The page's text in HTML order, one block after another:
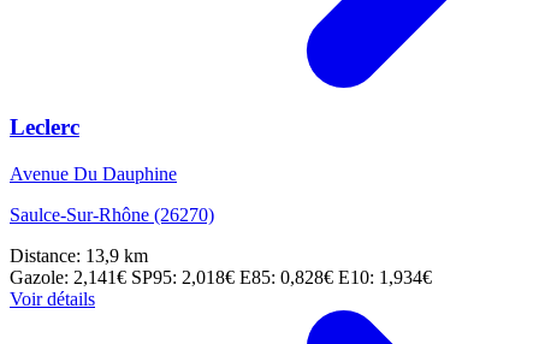
Leclerc
Avenue Du Dauphine
Saulce-Sur-Rhône (26270)
Distance: 13,9 km
Gazole: 2,141€ SP95: 2,018€ E85: 0,828€ E10: 1,934€
Voir détails